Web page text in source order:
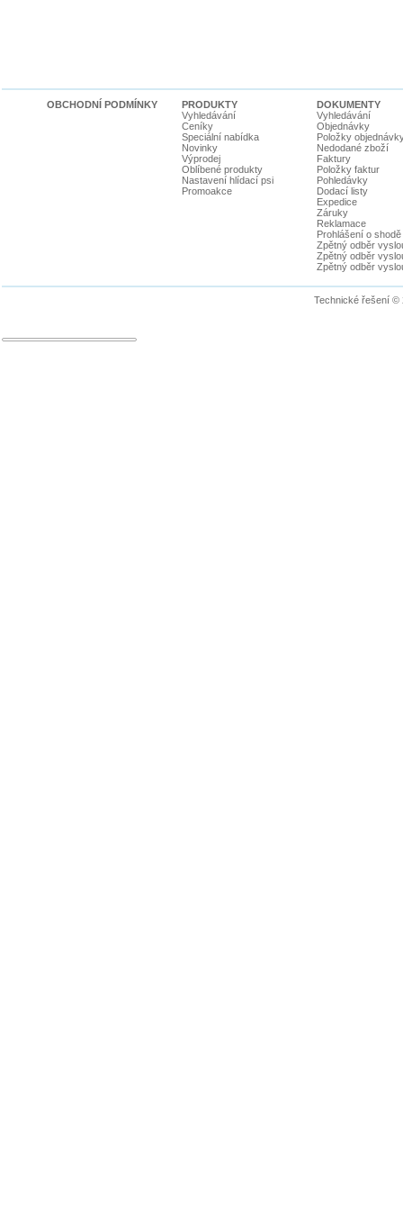
OBCHODNÍ PODMÍNKY
PRODUKTY
Vyhledávání
Ceníky
Speciální nabídka
Novinky
Výprodej
Oblíbené produkty
Nastavení hlídací psi
Promoakce
DOKUMENTY
Vyhledávání
Objednávky
Položky
Nedodané zboží
Faktury
Položky faktur
Pohledávky
Dodací listy
Expedice
Záruky
Reklamace
Prohlášení o shodě
Zpětný odběr
Zpětný odběr
Zpětný odběr
Technické řešení ©